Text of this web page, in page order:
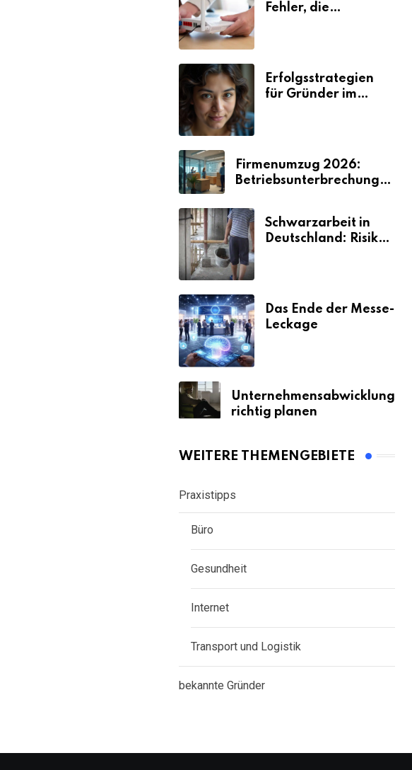
Fehler, die
Erfolgsstrategien
für Gründer im
Firmenumzug 2026:
Betriebsunterbrechungen
Schwarzarbeit in
Deutschland: Risiken
Das Ende der Messe-
Leckage
Unternehmensabwicklung
richtig planen
WEITERE THEMENGEBIETE
Praxistipps
Büro
Gesundheit
Internet
Transport und Logistik
bekannte Gründer